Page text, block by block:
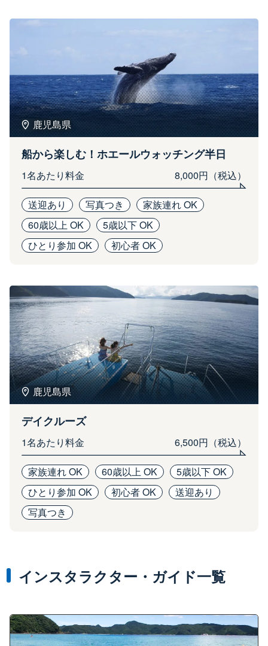
船から楽しむ！ホエールウォッチング半日
1名あたり料金 8,000円（税込）
送迎あり 写真つき
家族連れ OK
60歳以上 OK
5歳以下 OK
ひとり参加 OK
初心者 OK
鹿児島県
デイクルーズ
1名あたり料金 6,500円（税込）
家族連れ OK 60歳以上 OK
5歳以下 OK
ひとり参加 OK
初心者 OK
送迎あり
写真つき
鹿児島県
インスタラクター・ガイド一覧